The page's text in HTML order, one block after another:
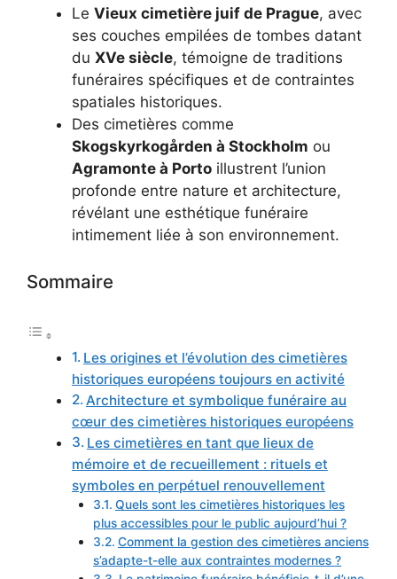
Le Vieux cimetière juif de Prague, avec
ses couches empilées de tombes datant
du XVe siècle, témoigne de traditions
funéraires spécifiques et de contraintes
spatiales historiques.
Des cimetières comme
Skogskyrkogården à Stockholm ou
Agramonte à Porto illustrent l’union
profonde entre nature et architecture,
révélant une esthétique funéraire
intimement liée à son environnement.
Sommaire
Les origines et l’évolution des cimetières
historiques européens toujours en activité
Architecture et symbolique funéraire au
cœur des cimetières historiques européens
Les cimetières en tant que lieux de
mémoire et de recueillement : rituels et
symboles en perpétuel renouvellement
Quels sont les cimetières historiques les
plus accessibles pour le public aujourd’hui ?
Comment la gestion des cimetières anciens
s’adapte-t-elle aux contraintes modernes ?